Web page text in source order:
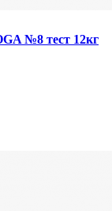
№8 тест 12кг